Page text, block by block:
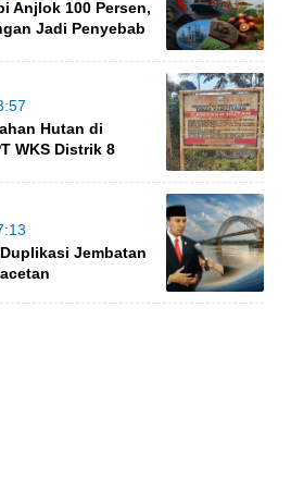
Anjlok 100 Persen,
Jadi Penyebab
Hutan di
WKS Distrik 8
Jembatan